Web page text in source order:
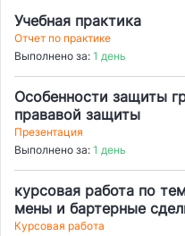
Учебная практика
Отчет по практике
Выполнено за: 1 день
Особенности защиты
прававой защиты
Презентация
Выполнено за: 1 день
курсовая работа по
мены и бартерные
природа и особенности.
Курсовая работа